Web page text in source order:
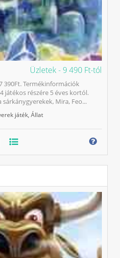
Üzletek - 9 490 Ft-tól
390Ft. Termékinformációk
játékos részére 5 éves kortól.
Mira, Feo...
játék Állat